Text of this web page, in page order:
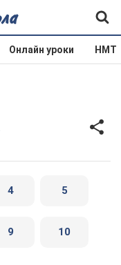
Онлайн уроки НМТ
4 5
9 10